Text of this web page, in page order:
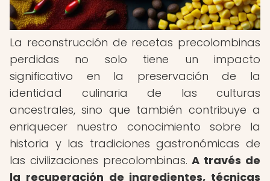
La reconstrucción de recetas precolombinas
perdidas no solo tiene un impacto
significativo en la preservación de la
identidad culinaria de las culturas
ancestrales, sino que también contribuye a
enriquecer nuestro conocimiento sobre la
historia y las tradiciones gastronómicas de
las civilizaciones precolombinas.A través de
la recuperación de ingredientes, técnicas